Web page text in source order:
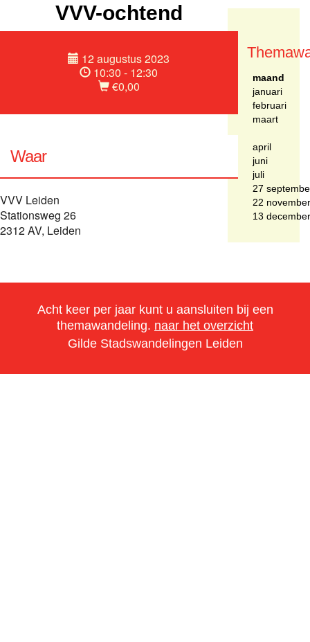
VVV-ochtend
12 augustus 2023
10:30 - 12:30
€0,00
Waar
VVV Leiden
Stationsweg 26
2312 AV, Leiden
maand
januari
februari
maart
april
juni
juli
27
22 november
13 december
Acht keer per jaar kunt u aansluiten bij een
themawandeling. naar het overzicht
Gilde Stadswandelingen Leiden